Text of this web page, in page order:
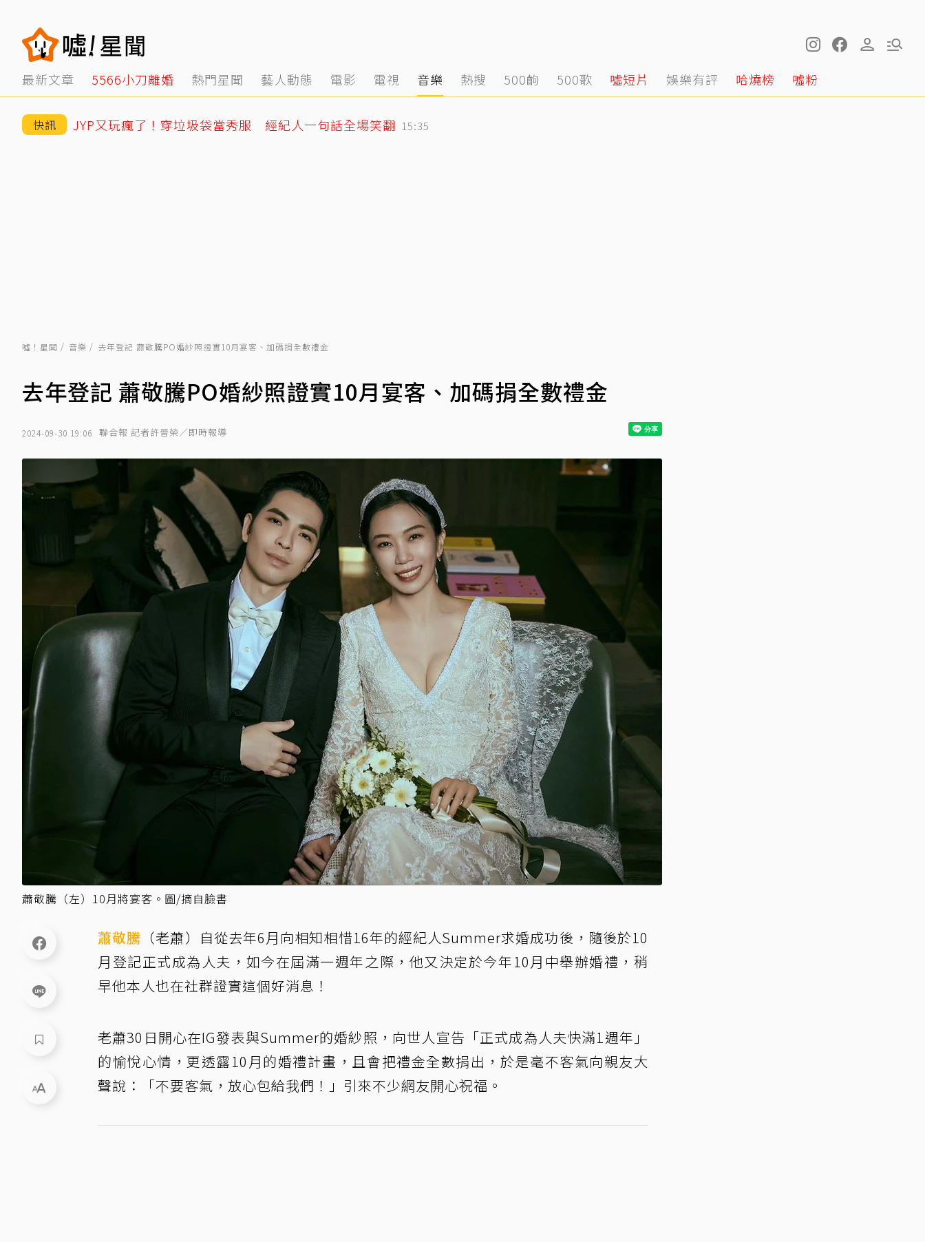
最新文章 5566小刀離婚 熱門星聞 藝人動態 電影 電視 音樂 熱搜 500齣 500歌 噓短片 娛樂有評 哈燒榜 噓粉
快訊 JYP又玩瘋了！穿垃圾袋當秀服 經紀人一句話全場笑翻 15:35
噓！星聞 音樂 去年登記 蕭敬騰PO婚紗照證實10月宴客、加碼捐全數禮金
去年登記 蕭敬騰PO婚紗照證實10月宴客、加碼捐全數禮金
2024-09-30 19:06 聯合報 記者許晉榮／即時報導
蕭敬騰（左）10月將宴客。圖/摘自臉書
蕭敬騰 （老蕭）自從去年6月向相知相惜16年的經紀人Summer求婚成功後，隨後於10
月登記正式成為人夫，如今在屆滿一週年之際，他又決定於今年10月中舉辦婚禮，稍
早他本人也在社群證實這個好消息！
老蕭30日開心在IG發表與Summer的婚紗照，向世人宣告「正式成為人夫快滿1週年」
的愉悅心情，更透露10月的婚禮計畫，且會把禮金全數捐出，於是毫不客氣向親友大
聲說：「不要客氣，放心包給我們！」引來不少網友開心祝福。